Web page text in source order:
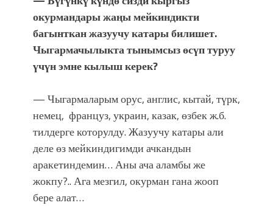
окурмандары жаңы мейкиндикти
багынткан жазуучу катары билишет.
Чыгармачылыкта тынымсыз өсүп туруу
үчүн эмне кылыш керек?
— Чыгармаларым орус, англис, кытай, түрк,
немец, француз, украин, казак, өзбек ж.б.
тилдерге которулду. Жазуучу катары али
деле өз мейкиндигимди ачкандын
аракетиндемин… Аны ача аламбы же
жокпу?.. Ага мезгил, окурман гана жооп
бере алат…